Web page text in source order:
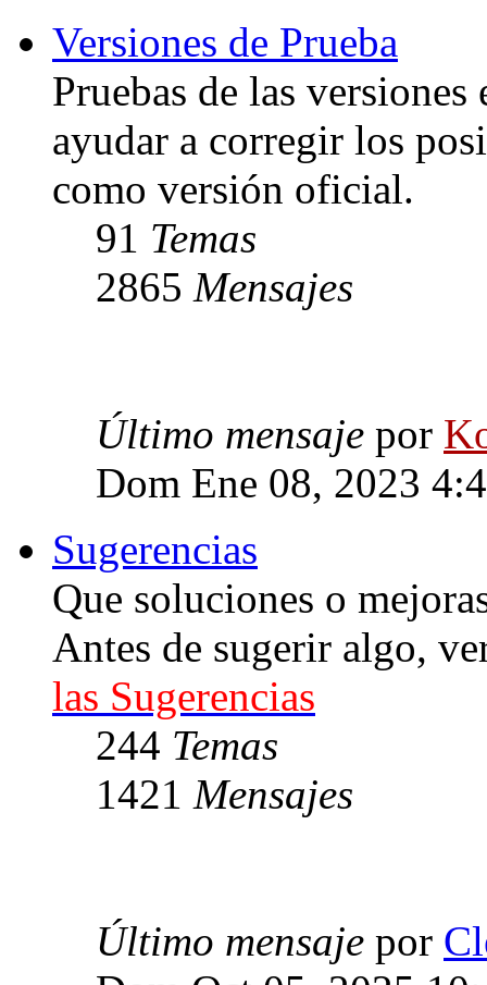
Versiones de Prueba
Pruebas de las
ayudar a corregir los
como versión oficial.
91 Temas
2865 Mensajes
Último mensaje por
Dom Ene 08, 2023
Sugerencias
Que soluciones o
Antes de sugerir algo,
las Sugerencias
244 Temas
1421 Mensajes
Último mensaje por